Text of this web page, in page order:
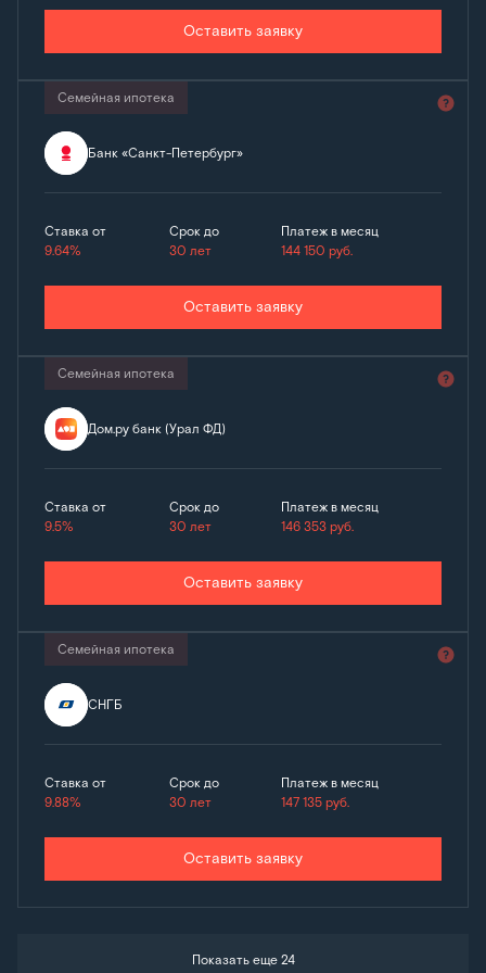
Оставить заявку
Семейная ипотека
Банк «Санкт-Петербург»
Ставка от
9.64%
Срок до
30 лет
Платеж в месяц
144 150руб.
Оставить заявку
Семейная ипотека
Дом.ру банк (Урал ФД)
Ставка от
9.5%
Срок до
30 лет
Платеж в месяц
146 353руб.
Оставить заявку
Семейная ипотека
СНГБ
Ставка от
9.88%
Срок до
30 лет
Платеж в месяц
147 135руб.
Оставить заявку
Показать еще 24